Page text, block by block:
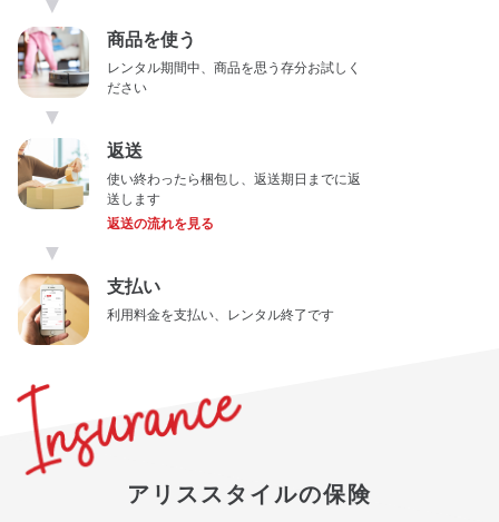
▼
商品を使う
レンタル期間中、商品を思う存分お試しく
ださい
▼
返送
使い終わったら梱包し、返送期日までに返
送します
返送の流れを見る
▼
支払い
利用料金を支払い、レンタル終了です
アリススタイルの保険